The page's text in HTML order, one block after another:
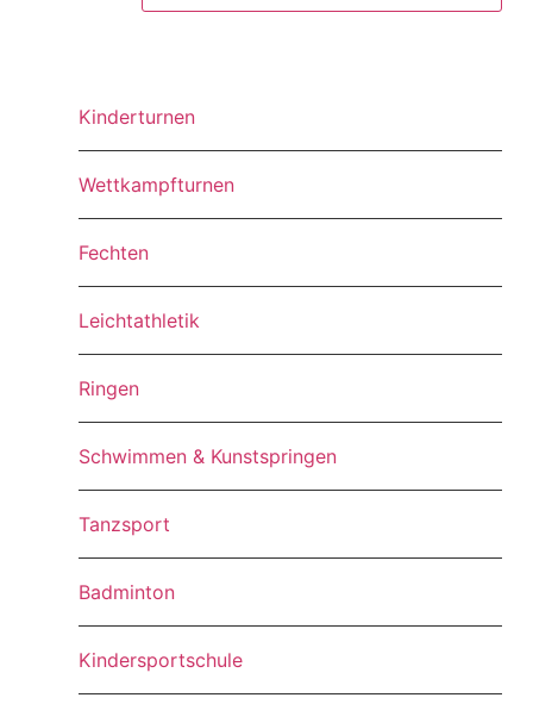
Kinderturnen
Wettkampfturnen
Fechten
Leichtathletik
Ringen
Schwimmen & Kunstspringen
Tanzsport
Badminton
Kindersportschule